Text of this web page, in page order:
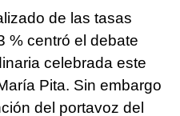
de las tasas
% centró el debate
celebrada este
Pita. Sin embargo
del portavoz del